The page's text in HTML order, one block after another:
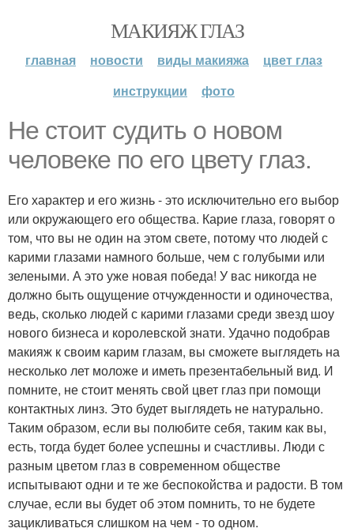
МАКИЯЖ ГЛАЗ
главная новости виды макияжа
цвет глаз
инструкции
фото
Не стоит судить о новом
человеке по его цвету глаз.
Его характер и его жизнь - это исключительно его выбор
или окружающего его общества. Карие глаза, говорят о
том, что вы не один на этом свете, потому что людей с
карими глазами намного больше, чем с голубыми или
зелеными. А это уже новая победа! У вас никогда не
должно быть ощущение отчужденности и одиночества,
ведь, сколько людей с карими глазами среди звезд шоу
нового бизнеса и королевской знати. Удачно подобрав
макияж к своим карим глазам, вы сможете выглядеть на
несколько лет моложе и иметь презентабельный вид. И
помните, не стоит менять свой цвет глаз при помощи
контактных линз. Это будет выглядеть не натурально.
Таким образом, если вы полюбите себя, таким как вы,
есть, тогда будет более успешны и счастливы. Люди с
разным цветом глаз в современном обществе
испытывают одни и те же беспокойства и радости. В том
случае, если вы будет об этом помнить, то не будете
зацикливаться слишком на чем - то одном.